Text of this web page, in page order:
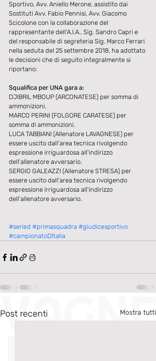
Sportivo, Avv. Aniello Merone, assistito dai
Sostituti Avv. Fabio Pennisi, Avv. Giacomo
Scicolone con la collaborazione del
rappresentante dell'A.I.A., Sig. Sandro Capri e
del responsabile di segreteria Sig. Marco Ferrari
nella seduta del 25 settembre 2018, ha adottato
le decisioni che di seguito integralmente si
riportano:
Squalifica per UNA gara a:
DJIBRIL MBOUP (ARCONATESE) per somma di
ammonizioni.
MARCO PERINI (FOLGORE CARATESE) per
somma di ammonizioni.
LUCA TABBIANI (Allenatore LAVAGNESE) per
essere uscito dall'area tecnica rivolgendo
espressione irriguardosa all'indirizzo
dell'allenatore avversario.
SERGIO GALEAZZI (Allenatore STRESA) per
essere uscito dall'area tecnica rivolgendo
espressione irriguardosa all'indirizzo
dell'allenatore avversario.
#seried #primasquadra #giudicesportivo
#campionatoDItalia
Post recenti Mostra tutti